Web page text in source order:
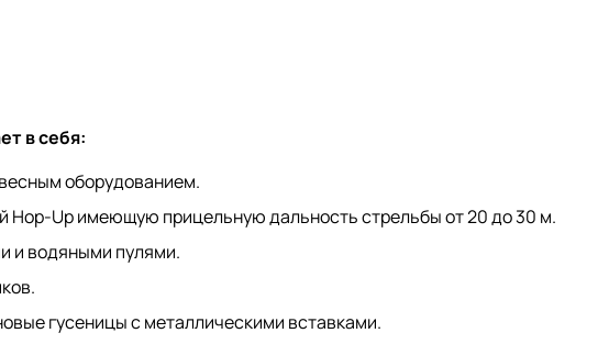
в себя:
оборудованием.
Hop-Up имеющую прицельную дальность стрельбы от 20 до 30 м.
и водяными пулями.
гусеницы с металлическими вставками.